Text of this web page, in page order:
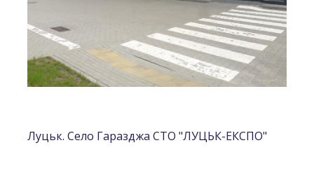
Луцьк. Село Гаразджа СТО "ЛУЦЬК-ЕКСПО"